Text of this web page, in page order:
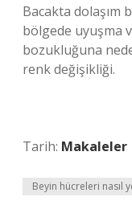
Bacakta
bölgede uyuşma
bozukluğuna
renk değişikliği.
Tarih: Makaleler
Beyin hücreleri nasıl